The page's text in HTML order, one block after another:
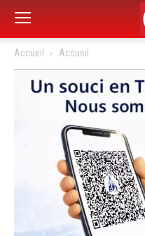
Accueil Accueil